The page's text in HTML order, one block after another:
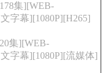
集][WEB-
字幕][1080P][H265]
集][WEB-
字幕][1080P][流媒体]